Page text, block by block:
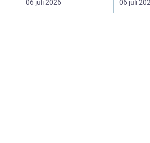
t. Valet av materia...
06 juli 2026 06 juli